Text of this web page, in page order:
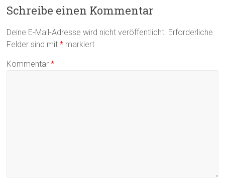
Schreibe einen Kommentar
Deine E-Mail-Adresse wird nicht veröffentlicht. Erforderliche
Felder sind mit* markiert
Kommentar*